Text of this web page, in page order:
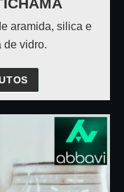
aramida, silica e
de vidro.